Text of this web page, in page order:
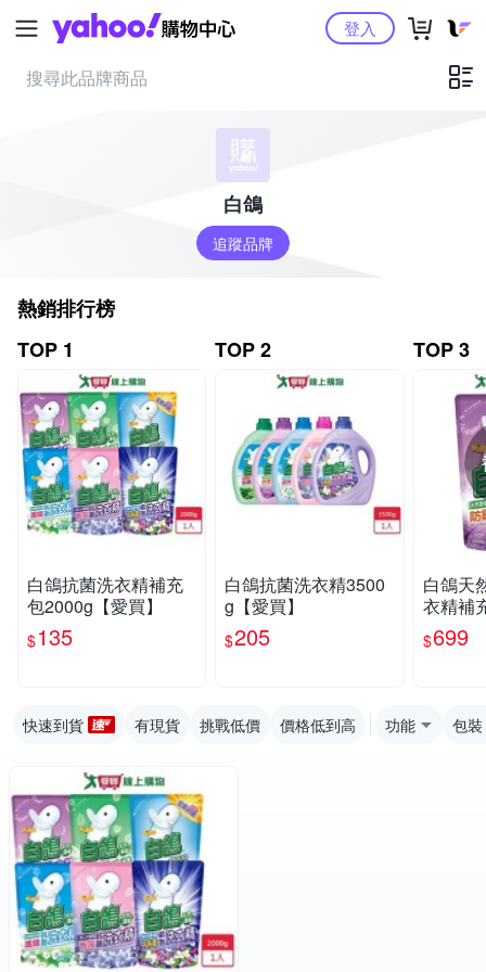
Yahoo購物中心登入
白鴿
追蹤品牌
熱銷排行榜
TOP 1
白鴿抗菌洗衣精補充
包2000g【愛買】
$135
TOP 2
白鴿抗菌洗衣精3500
g【愛買】
$205
TOP 3
白鴿天
衣精補
霉
買】
$699
快速到貨 有現貨 挑戰低價 價格低到高 功能 包裝